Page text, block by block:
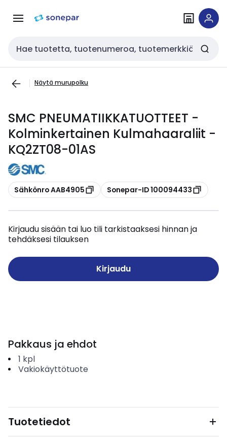
navigointiinsisältöön
Haku
Näytä murupolku
SMC PNEUMATIIKKATUOTTEET -
Kolminkertainen Kulmahaaraliit -
KQ2ZT08-01AS
Kopioi
Sähkönro AAB4905 Kopioi
Sonepar-ID 100094433
Kirjaudu sisään tai luo tili tarkistaaksesi hinnan ja
tehdäksesi tilauksen
Kirjaudu
Pakkaus ja ehdot
1 kpl
Vakiokäyttötuote
Tuotetiedot